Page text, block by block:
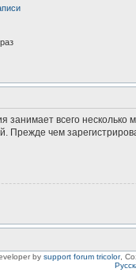
всего
Прежде чем
by support forum tricolor,